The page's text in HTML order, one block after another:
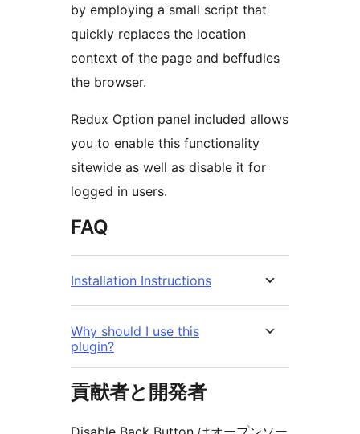
by employing a small script that
quickly replaces the location
context of the page and beffudles
the browser.
Redux Option panel included allows
you to enable this functionality
sitewide as well as disable it for
logged in users.
FAQ
Installation Instructions
Why should I use this
plugin?
貢献者と開発者